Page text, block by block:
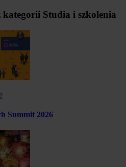
kategorii Studia i szkolenia
Summit 2026